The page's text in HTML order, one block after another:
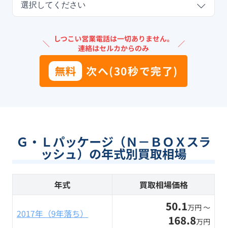
選択してください
＼ しつこい営業電話は一切ありません。
連絡はセルカからのみ
／
無料 次へ(30秒で完了)
Ｇ・Ｌパッケージ（Ｎ－ＢＯＸスラ
ッシュ）の年式別買取相場
年式 買取相場価格
2017年（9年落ち） 50.1万円 〜
168.8万円